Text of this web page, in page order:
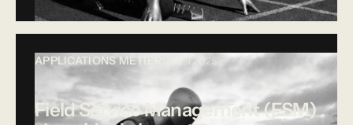
APPLICATIONS MÉTIER 12 mai 2025
Field Service Management (FSM)